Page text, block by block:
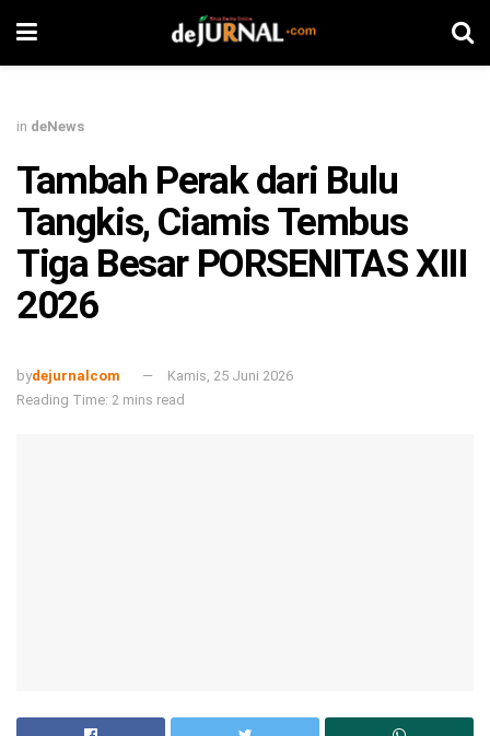
in deNews
Tambah Perak dari Bulu
Tangkis, Ciamis Tembus
Tiga Besar PORSENITAS XIII
2026
bydejurnalcom
Kamis, 25 Juni 2026
Reading Time: 2 mins read